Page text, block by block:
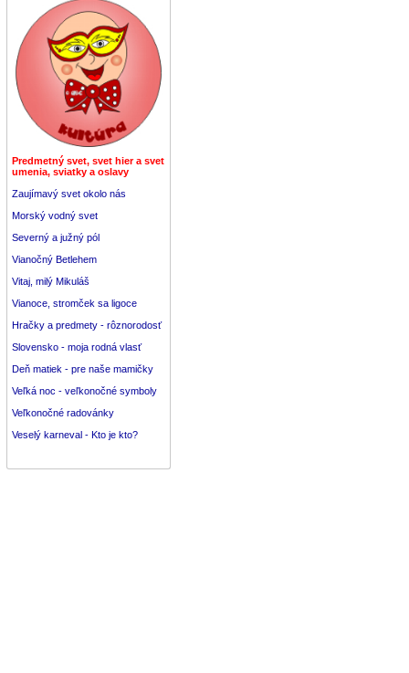
Predmetný svet, svet hier a svet
umenia, sviatky a oslavy
Zaujímavý svet okolo nás
Morský vodný svet
Severný a južný pól
Vianočný Betlehem
Vitaj, milý Mikuláš
Vianoce, stromček sa ligoce
Hračky a predmety - rôznorodosť
Slovensko - moja rodná vlasť
Deň matiek - pre naše mamičky
Veľká noc - veľkonočné symboly
Veľkonočné radovánky
Veselý karneval - Kto je kto?